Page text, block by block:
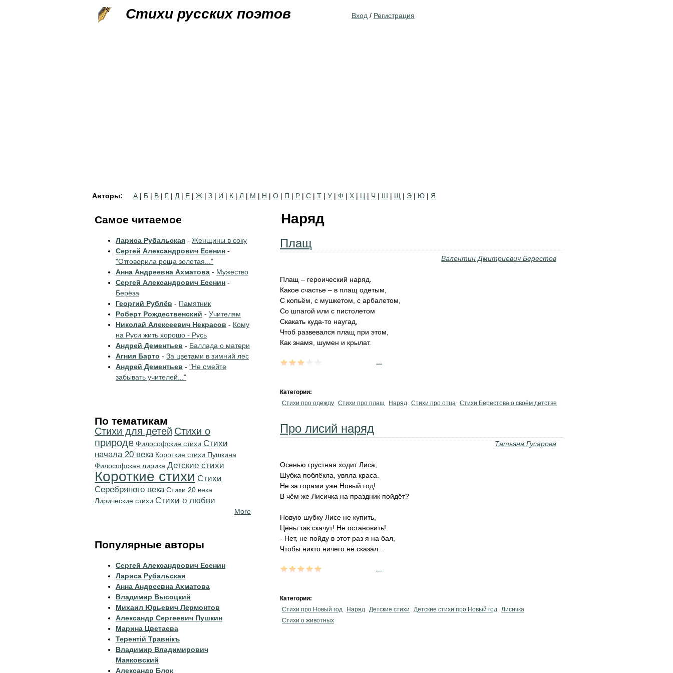
Стихи русских поэтов Вход / Регистрация
Авторы: А | Б | В | Г | Д | Е | Ж | З | И | К | Л | М | Н | О | П | Р | С | Т | У | Ф | Х | Ц | Ч | Ш | Щ | Э | Ю | Я
Наряд
Плащ
Валентин Дмитриевич Берестов
Плащ – героический наряд.
Какое счастье – в плащ одетым,
С копьём, с мушкетом, с арбалетом,
Со шпагой или с пистолетом
Скакать куда-то наугад,
Чтоб развевался плащ при этом,
Как знамя, шумен и крылат.
Категории:
Стихи про одежду Стихи про плащ Наряд Стихи про отца Стихи Берестова о своём детстве
Про лисий наряд
Татьяна Гусарова
Осенью грустная ходит Лиса,
Шубка поблёкла, увяла краса.
Не за горами уже Новый год!
В чём же Лисичка на праздник пойдёт?
Новую шубку Лисе не купить,
Цены так скачут! Не остановить!
- Нет, не пойду в этот раз я на бал,
Чтобы никто ничего не сказал...
Категории:
Стихи про Новый год
Наряд Детские стихи Детские стихи про Новый год Лисичка
Стихи о животных
Самое читаемое
Лариса Рубальская - Женщины в соку
Сергей Александрович Есенин -
"Отговорила роща золотая..."
Анна Андреевна Ахматова - Мужество
Сергей Александрович Есенин -
Берёза
Георгий Рублёв - Памятник
Роберт Рождественский - Учителям
Николай Алексеевич Некрасов - Кому
на Руси жить хорошо - Русь
Андрей Дементьев - Баллада о матери
Агния Барто - За цветами в зимний лес
Андрей Дементьев - "Не смейте
забывать учителей..."
По тематикам
Стихи для детей Стихи о
природе Философские стихи Cтихи
начала 20 века Короткие стихи Пушкина
Философская лирика Детские стихи
Короткие стихи Cтихи
Серебряного века Стихи 20 века
Лирические стихи Стихи о любви
More
Популярные авторы
Сергей Александрович Есенин
Лариса Рубальская
Анна Андреевна Ахматова
Владимир Высоцкий
Михаил Юрьевич Лермонтов
Александр Сергеевич Пушкин
Марина Цветаева
Терентiй Травнiкъ
Владимир Владимирович
Маяковский
Александр Блок